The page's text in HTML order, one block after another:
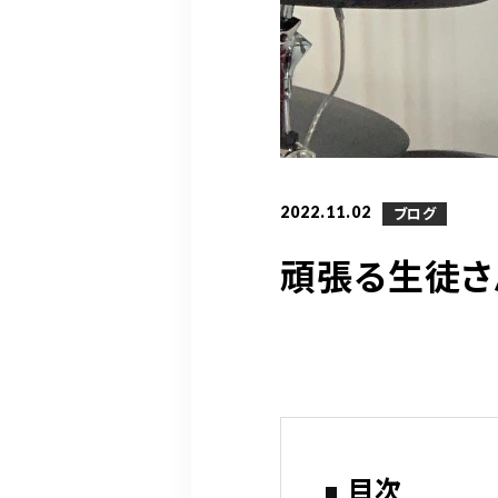
2022.11.02 ブログ
頑張る生徒
目次